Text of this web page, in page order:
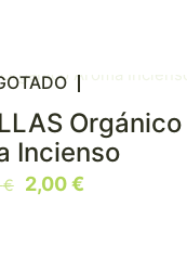
Orgánico
Incienso
€
El
2,00€El